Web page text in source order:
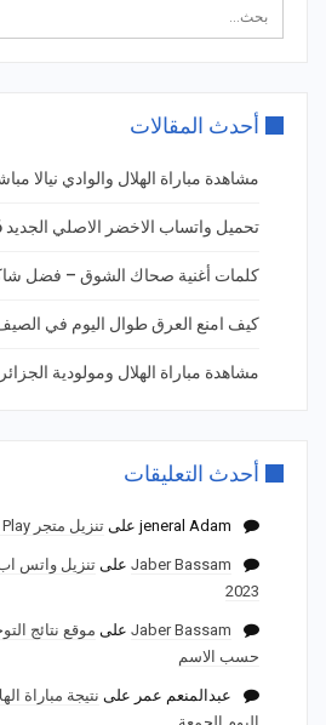
أحدث المقالات
مشاهدة مباراة الهلال والوادي نيالا
تحميل واتساب الاخضر الاصلي الجديد 2026
كلمات أغنية صحاك الشوق – فضل شاكر
كيف امنع العرق طوال اليوم في
مشاهدة مباراة الهلال ومولودية
أحدث التعليقات
jeneral Adam على تنزيل متجر Play للموبايل سامسونج
Jaber Bassam على تنزيل واتس
2023
Jaber Bassam على
حسب الاسم
عبدالمنعم عمر على نتيجة مباراة